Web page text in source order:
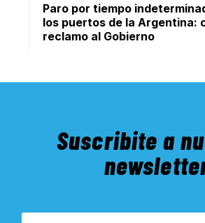
Paro por tiempo
los puertos de la Argentina:
reclamo al Gobierno
Suscribite a